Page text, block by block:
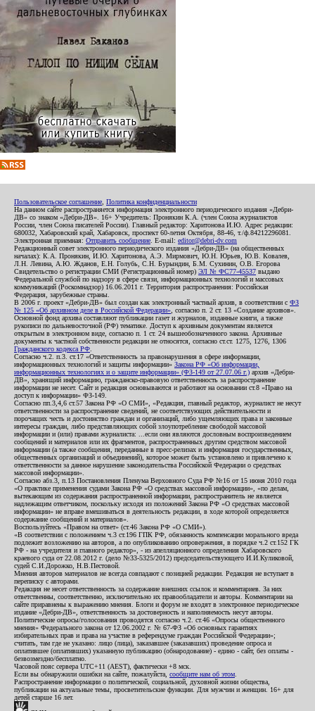
Пользовательское соглашение Политика конфиденциальности
На данном сайте распространяется информация электронного периодического издания «Дебри-
ДВ» со знаком «Дебри-ДВ». 16+ Учредитель: Пронякин К.А. (член Союза журналистов
России, член Союза писателей России). Главный редактор: Харитонова И.Ю. Адрес редакции:
680032, Хабаровский край, Хабаровск, проспект 60-летия Октября, 88-46, т./ф.84212296081.
Электронная приемная: Отправить сообщение . E-mail: editor@debri-dv.com
Редакционный совет электронного периодического издания «Дебри-ДВ» (на общественных
началах): К.А. Пронякин, И.Ю. Харитонова, А.Э. Мирмович, Ю.Н. Юрьев, Ю.В. Ковалев,
Л.Н. Левина, А.Ю. Жданов, Е.Н. Голубь, С.Н. Бурындин, Б.М. Сухинин, О.В. Егорова
Свидетельство о регистрации СМИ (Регистрационный номер) ЭЛ № ФС77-45537 выдано
Федеральной службой по надзору в сфере связи, информационных технологий и массовых
коммуникаций (Роскомнадзор) 16.06.2011 г. Территория распространения: Российская
Федерация, зарубежные страны.
В 2006 г. проект «Дебри-ДВ» был создан как электронный частный архив, в соответствии с ФЗ
№ 125 «Об архивном деле в Российской Федерации» , согласно п. 2 ст. 13 «Создание архивов».
Основной фонд архива составляют публикации газет и журналов, изданные книги, а также
рукописи по дальневосточной (РФ) тематике. Доступ к архивным документам является
открытым в электронном виде, согласно п. 1 ст. 24 вышеобозначенного закона. Архивные
документы к частной собственности редакции не относятся, согласно ст.ст. 1275, 1276, 1306
Гражданского кодекса РФ
Согласно ч.2. п.3. ст.17 «Ответственность за правонарушения в сфере информации,
информационных технологий и защиты информации» Закона РФ «Об информации,
информационных технологиях и о защите информации» (ФЗ-149 от 27.07.06 г.) архив «Дебри-
ДВ», хранящий информацию, гражданско-правовую ответственность за распространение
информации не несет. Сайт и редакция основываются и работают на основании ст.8 «Право на
доступ к информации» ФЗ-149.
Согласно пп.3,4,6 ст.57 Закона РФ «О СМИ», «Редакция, главный редактор, журналист не несут
ответственности за распространение сведений, не соответствующих действительности и
порочащих честь и достоинство граждан и организаций, либо ущемляющих права и законные
интересы граждан, либо представляющих собой злоупотребление свободой массовой
информации и (или) правами журналиста: ...если они являются дословным воспроизведением
сообщений и материалов или их фрагментов, распространенных другим средством массовой
информации (а также сообщения, переданные в пресс-релизах и информация государственных,
общественных организаций и объединений), которое может быть установлено и привлечено к
ответственности за данное нарушение законодательства Российской Федерации о средствах
массовой информации».
Согласно абз.3, п.13 Постановления Пленума Верховного Суда РФ №16 от 15 июня 2010 года
«О практике применения судами Закона РФ «О средствах массовой информации», «по делам,
вытекающим из содержания распространенной информации, распространитель не является
надлежащим ответчиком, поскольку исходя из положений Закона РФ «О средствах массовой
информации» не вправе вмешиваться в деятельность редакции, в ходе которой определяется
содержание сообщений и материалов».
Воспользуйтесь «Правом на ответ» (ст.46 Закона РФ «О СМИ»).
«В соответствии с положением ч.3 ст.196 ГПК РФ, обязанность компенсации морального вреда
подлежит возложению на авторов, а по опубликованию опровержения, в порядке ч.2 ст.152 ГК
РФ - на учредителя и главного редактор», - из апелляционного определения Хабаровского
краевого суда от 22.08.2012 г. (дело №33-5325/2012) председательствующего И.И.Куликовой,
судей С.И.Дорожко, Н.В.Пестовой.
Мнения авторов материалов не всегда совпадают с позицией редакции. Редакция не вступает в
переписку с авторами.
Редакция не несет ответственность за содержание внешних ссылок и комментариев. За них
ответственны, соответственно, исключительно их правообладатели и авторы. Комментарии на
сайте приравнены к выражению мнения. Блоги и форум не входят в электронное периодическое
издание «Дебри-ДВ», ответственность за достоверность и наполняемость несут авторы.
Политические опросы/голосования проводятся согласно ч.2. ст.46 «Опросы общественного
мнения» Федерального закона от 12.06.2002 г. № 67-ФЗ «Об основных гарантиях
избирательных прав и права на участие в референдуме граждан Российской Федерации»;
считать, там где не указано: лицо (лица), заказавшее (заказавших) проведение опроса и
оплатившее (оплативших) указанную публикацию (обнародование) - едино - сайт, без оплаты -
безвозмездно/бесплатно.
Часовой пояс сервера UTC+11 (AEST), фактически +8 мск.
Если вы обнаружили ошибки на сайте, пожалуйста, сообщите нам об этом
Распространение информации о политической, социальной, духовной жизни общества,
публикации на актуальные темы, просветительские функции. Для мужчин и женщин. 16+ для
детей старше 16 лет.